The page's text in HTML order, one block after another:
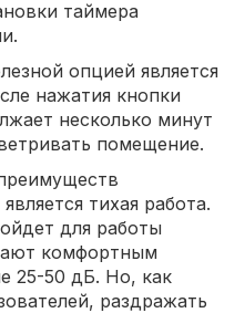
таймера
опцией является
нажатия кнопки
несколько минут
помещение.
тихая работа.
для работы
комфортным
25-50 дБ. Но, как
раздражать